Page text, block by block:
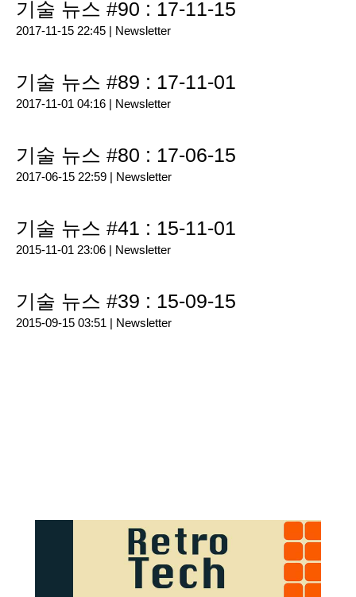
기술 뉴스 #90 : 17-11-15
2017-11-15 22:45 | Newsletter
기술 뉴스 #89 : 17-11-01
2017-11-01 04:16 | Newsletter
기술 뉴스 #80 : 17-06-15
2017-06-15 22:59 | Newsletter
기술 뉴스 #41 : 15-11-01
2015-11-01 23:06 | Newsletter
기술 뉴스 #39 : 15-09-15
2015-09-15 03:51 | Newsletter